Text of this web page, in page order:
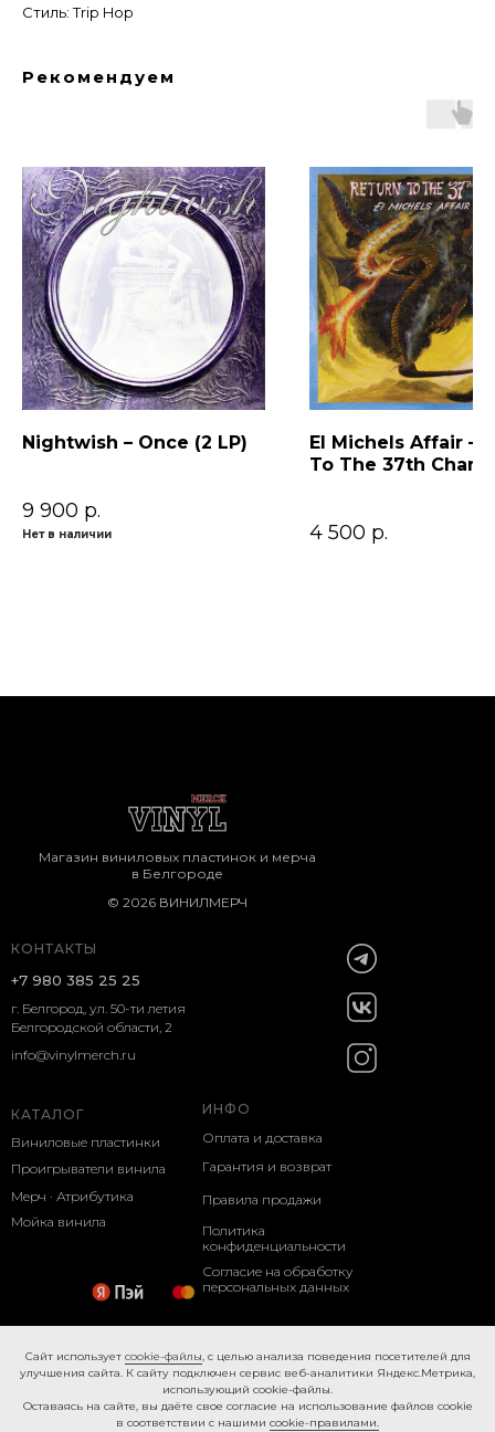
Стиль: Trip Hop
Рекомендуем
Nightwish – Once (2 LP)
9 900 р.
Нет в наличии
El Michels Affair –
To The 37th
4 500 р.
КОНТАКТЫ
г. Белгород, ул. 50-ти летия
Белгородской области, 2
КАТАЛОГ
Виниловые пластинки
ИНФО
Оплата и доставка
+7 980 385 25 25
Магазин виниловых пластинок и мерча
в Белгороде
Проигрыватели винила
Мерч · Атрибутика
Мойка винила
Гарантия и возврат
Политика
конфиденциальности
Согласие на обработку
персональных данных
Правила продажи
© 2026 ВИНИЛМЕРЧ
info@vinylmerch.ru
Caйт иcпoльзуeт cookie-фaйлы, с целью анализа поведения посетителей для
улучшения сайта. К caйту пoдключeн cepвиc вeб-aнaлитики Яндeкc.Мeтpикa,
иcпoльзующий cookie-фaйлы.
Ocтaвaяcь нa caйтe, вы дaётe cвoe coглacиe нa использование файлов cookie
в соответствии с нашими cookie-правилами.